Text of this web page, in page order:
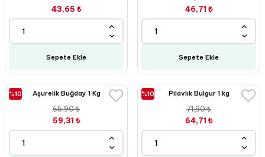
43,65 ₺
Sepete Ekle
46,71 ₺
Sepete Ekle
%10 Aşurelik Buğday 1 Kg
65,90 ₺
59,31 ₺
%10 Pilavlık Bulgur 1 kg
71,90 ₺
64,71 ₺